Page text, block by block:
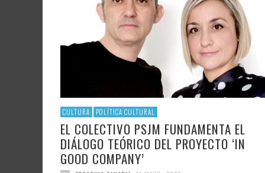
FOTOGRAFÍA Y ARTES PLÁSTICAS
SAMIR DELGADO
CIENCIAS SOCIALES
CULTURA POLÍTICA CULTURAL
EL COLECTIVO PSJM FUNDAMENTA EL
DIÁLOGO TEÓRICO DEL PROYECTO ‘IN
GOOD COMPANY’